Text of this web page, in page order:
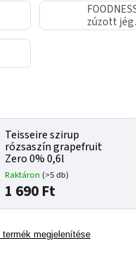
zúzott jég
Teisseire szirup
rózsaszín grapefruit
Zero 0% 0,6l
Raktáron (>5 db)
1 690 Ft
termék megjelenítése